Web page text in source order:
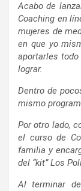
Acabo de
Coaching en
mujeres de
en que yo
aportarles
lograr.
Dentro de
mismo
Por otro lado,
el curso de
familia y
del “kit” Los
Al terminar